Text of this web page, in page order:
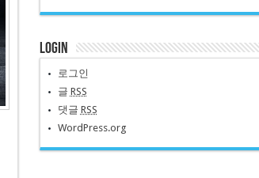
Login
로그인
글 RSS
댓글 RSS
WordPress.org